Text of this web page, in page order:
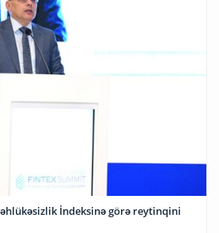
İndeksinə görə reytinqini